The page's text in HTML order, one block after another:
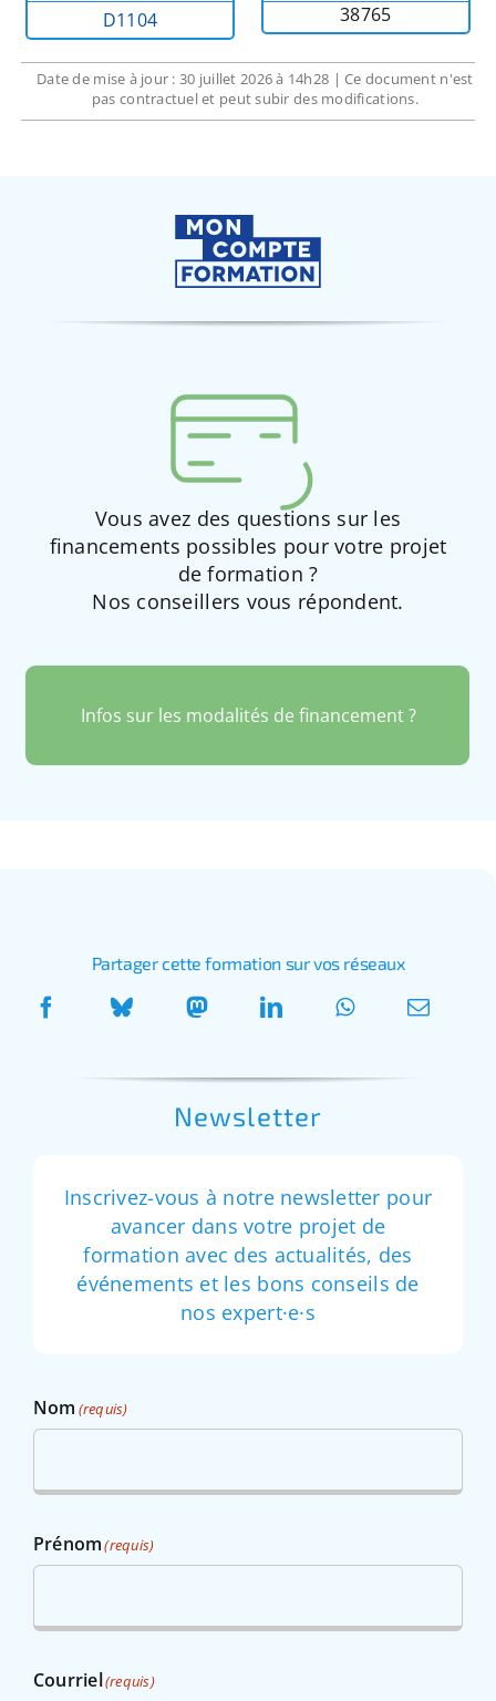
38765
D1104
Date de mise à jour : 30 juillet 2026 à 14h28 | Ce document n'est
pas contractuel et peut subir des modifications.
Vous avez des questions sur les
financements possibles pour votre projet
de formation ?
Nos conseillers vous répondent.
Infos sur les modalités de financement ?
Partager cette formation sur vos réseaux
Newsletter
Inscrivez-vous à notre newsletter pour
avancer dans votre projet de
formation avec des actualités, des
événements et les bons conseils de
nos expert·e·s
Nom (requis)
Prénom(requis)
Courriel(requis)